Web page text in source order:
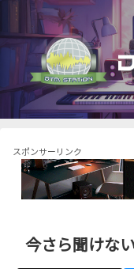
スポンサーリンク
今さら聞けな